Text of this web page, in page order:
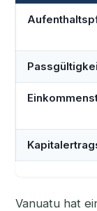
Vanuatu hat